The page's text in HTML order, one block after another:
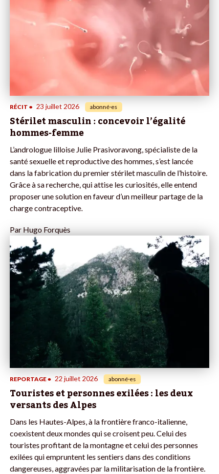
RÉCIT • 23 juillet 2026 abonné·es
Stérilet masculin : concevoir l’égalité
hommes-femme
L’andrologue lilloise Julie Prasivoravong, spécialiste de la
santé sexuelle et reproductive des hommes, s’est lancée
dans la fabrication du premier stérilet masculin de l’histoire.
Grâce à sa recherche, qui attise les curiosités, elle entend
proposer une solution en faveur d’un meilleur partage de la
charge contraceptive.
Par Hugo Forquès
REPORTAGE • 22 juillet 2026 abonné·es
Touristes et personnes exilées : les deux
versants des Alpes
Dans les Hautes-Alpes, à la frontière franco-italienne,
coexistent deux mondes qui se croisent peu. Celui des
touristes profitant de la montagne et celui des personnes
exilées qui empruntent les sentiers dans des conditions
dangereuses, aggravées par la militarisation de la frontière.